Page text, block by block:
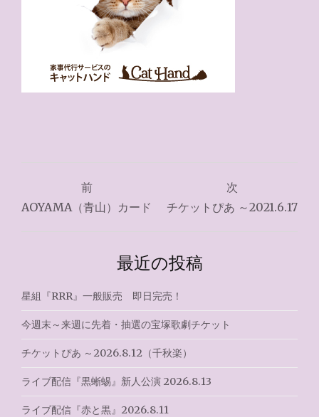
稿
ゲ
ー
シ
ョ
ン
前
AOYAMA（青山）カード
次
チケットぴあ ～2021.6.17
最近の投稿
星組『RRR』一般販売 即日完売！
今週末～来週に先着・抽選の宝塚歌劇チケット
チケットぴあ ～2026.8.12（千秋楽）
ライブ配信『黒蜥蜴』新人公演 2026.8.13
ライブ配信『赤と黒』2026.8.11